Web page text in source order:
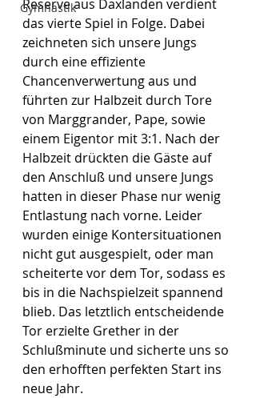
Gymnastik
Reserve aus Daxlanden verdient
das vierte Spiel in Folge. Dabei
zeichneten sich unsere Jungs
durch eine effiziente
Chancenverwertung aus und
führten zur Halbzeit durch Tore
von Marggrander, Pape, sowie
einem Eigentor mit 3:1. Nach der
Halbzeit drückten die Gäste auf
den Anschluß und unsere Jungs
hatten in dieser Phase nur wenig
Entlastung nach vorne. Leider
wurden einige Kontersituationen
nicht gut ausgespielt, oder man
scheiterte vor dem Tor, sodass es
bis in die Nachspielzeit spannend
blieb. Das letztlich entscheidende
Tor erzielte Grether in der
Schlußminute und sicherte uns so
den erhofften perfekten Start ins
neue Jahr.